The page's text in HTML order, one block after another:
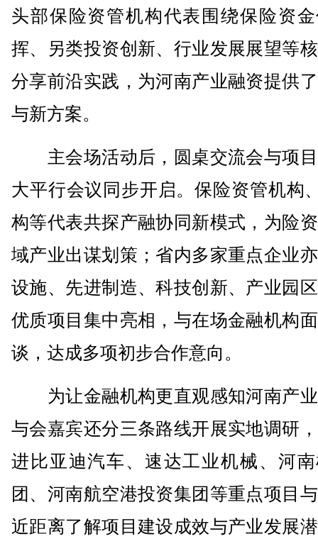
头部保险资管机构代表围绕保险资
挥、另类投资创新、行业发展展望等
分享前沿实践，为河南产业融资提供
与新方案。
主会场活动后，圆桌交流会与项
大平行会议同步开启。保险资管机构
构等代表共探产融协同新模式，为险
域产业出谋划策；省内多家重点企业
设施、先进制造、科技创新、产业园
优质项目集中亮相，与在场金融机构
谈，达成多项初步合作意向。
为让金融机构更直观感知河南产
与会嘉宾还分三条路线开展实地调研
进比亚迪汽车、速达工业机械、河
团、河南航空港投资集团等重点项目
近距离了解项目建设成效与产业发展